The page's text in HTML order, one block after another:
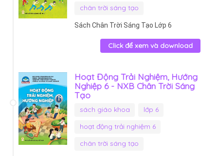
chân trời sáng tạo
Sách Chân Trời Sáng Tạo Lớp 6
Click để xem và download
Hoạt Động Trải Nghiệm, Hướng
Nghiệp 6 - NXB Chân Trời Sáng
Tạo
sách giáo khoa
lớp 6
hoạt động trải nghiệm 6
chân trời sáng tạo